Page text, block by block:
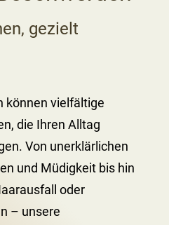
gezielt
können vielfältige
die Ihren Alltag
Von unerklärlichen
und Müdigkeit bis hin
oder
– unsere